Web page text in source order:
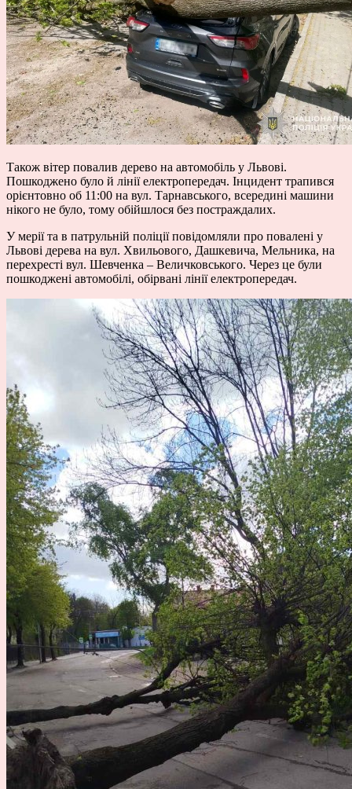
Також вітер повалив дерево на автомобіль у Львові.
Пошкоджено було й лінії електропередач. Інцидент трапився
орієнтовно об 11:00 на вул. Тарнавського, всередині машини
нікого не було, тому обійшлося без постраждалих.
У мерії та в патрульній поліції повідомляли про повалені у
Львові дерева на вул. Хвильового, Дашкевича, Мельника, на
перехресті вул. Шевченка – Величковського. Через це були
пошкоджені автомобілі, обірвані лінії електропередач.